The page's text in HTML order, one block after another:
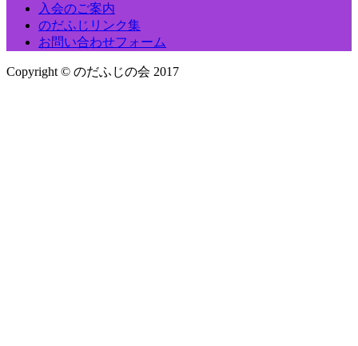
入会のご案内
のだふじリンク集
お問い合わせフォーム
Copyright © のだふじの会 2017